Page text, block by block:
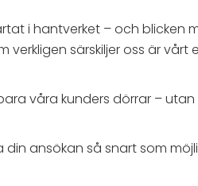
i hantverket – och blicken
verkligen särskiljer oss är
våra kunders dörrar –
ansökan så snart som